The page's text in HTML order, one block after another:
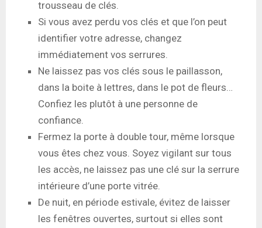
trousseau de clés.
Si vous avez perdu vos clés et que l’on peut
identifier votre adresse, changez
immédiatement vos serrures.
Ne laissez pas vos clés sous le paillasson,
dans la boite à lettres, dans le pot de fleurs…
Confiez les plutôt à une personne de
confiance.
Fermez la porte à double tour, même lorsque
vous êtes chez vous. Soyez vigilant sur tous
les accès, ne laissez pas une clé sur la serrure
intérieure d’une porte vitrée.
De nuit, en période estivale, évitez de laisser
les fenêtres ouvertes, surtout si elles sont